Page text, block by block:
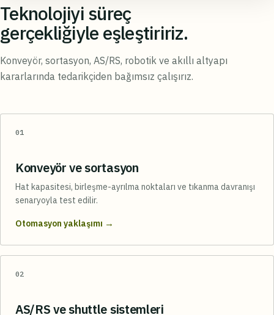
Teknolojiyi süreç
gerçekliğiyle eşleştiririz.
Konveyör, sortasyon, AS/RS, robotik ve akıllı altyapı
kararlarında tedarikçiden bağımsız çalışırız.
01
Konveyör ve sortasyon
Hat kapasitesi, birleşme-ayrılma noktaları ve tıkanma davranışı
senaryoyla test edilir.
Otomasyon yaklaşımı →
02
AS/RS ve shuttle sistemleri